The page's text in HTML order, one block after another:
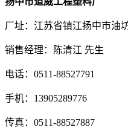
厂址：江苏省镇江扬中市油
销售经理：陈清江 先生
电话：0511-88527791
手机：13905289776
传真：0511-88527887